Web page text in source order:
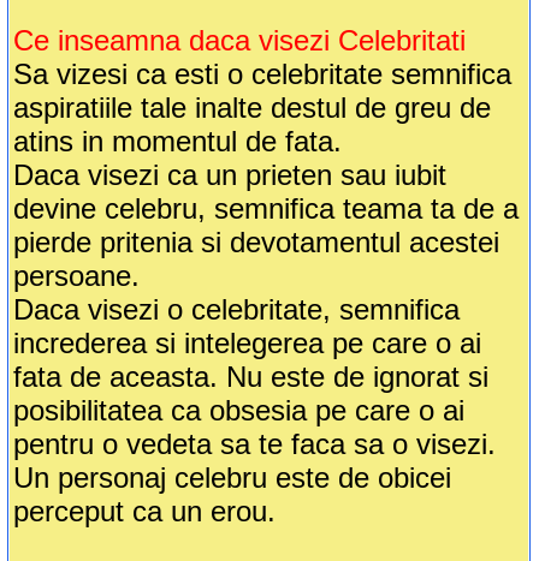
Ce inseamna daca visezi Celebritati
Sa vizesi ca esti o celebritate semnifica
aspiratiile tale inalte destul de greu de
atins in momentul de fata.
Daca visezi ca un prieten sau iubit
devine celebru, semnifica teama ta de a
pierde pritenia si devotamentul acestei
persoane.
Daca visezi o celebritate, semnifica
increderea si intelegerea pe care o ai
fata de aceasta. Nu este de ignorat si
posibilitatea ca obsesia pe care o ai
pentru o vedeta sa te faca sa o visezi.
Un personaj celebru este de obicei
perceput ca un erou.